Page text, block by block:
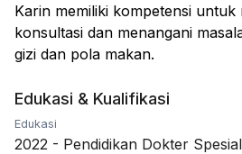
Karin memiliki kompetensi untuk
konsultasi dan menangani
gizi dan pola makan.
Edukasi & Kualifikasi
Edukasi
2022 - Pendidikan Dokter